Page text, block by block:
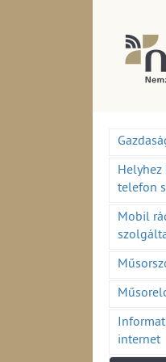
telefon
Mobil
internet